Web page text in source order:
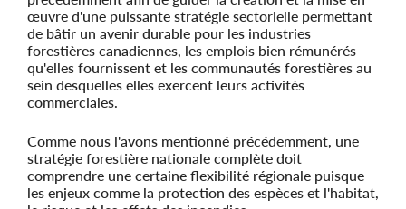
œuvre d'une puissante stratégie sectorielle permettant
de bâtir un avenir durable pour les industries
forestières canadiennes, les emplois bien rémunérés
qu'elles fournissent et les communautés forestières au
sein desquelles elles exercent leurs activités
commerciales.
Comme nous l'avons mentionné précédemment, une
stratégie forestière nationale complète doit
comprendre une certaine flexibilité régionale puisque
les enjeux comme la protection des espèces et l'habitat,